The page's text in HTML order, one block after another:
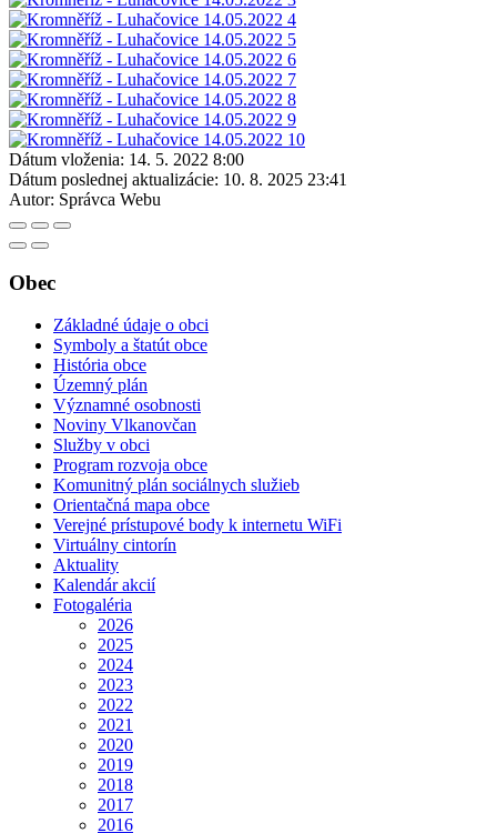
Dátum vloženia: 14. 5. 2022 8:00
Dátum poslednej aktualizácie: 10. 8. 2025 23:41
Autor: Správca Webu
Obec
Základné údaje o obci
Symboly a štatút obce
História obce
Územný plán
Významné osobnosti
Noviny Vlkanovčan
Služby v obci
Program rozvoja obce
Komunitný plán sociálnych služieb
Orientačná mapa obce
Verejné prístupové body k internetu WiFi
Virtuálny cintorín
Aktuality
Kalendár akcií
Fotogaléria
2026
2025
2024
2023
2022
2021
2020
2019
2018
2017
2016